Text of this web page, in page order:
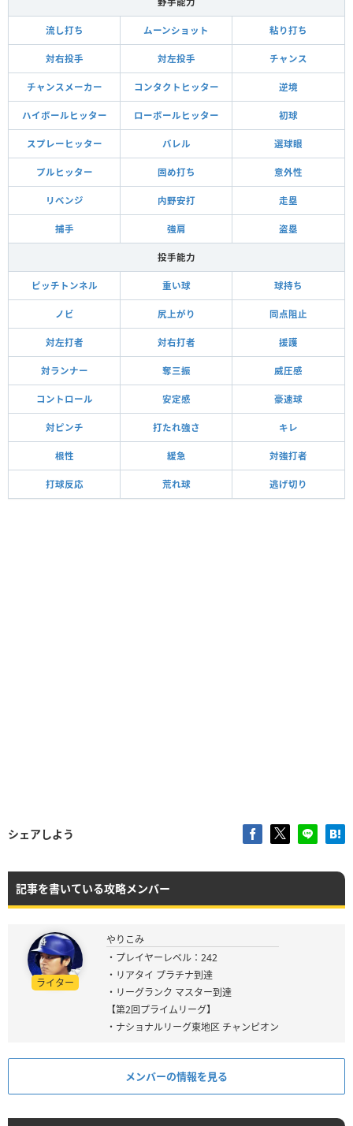
流し打ち ムーンショット 粘り打ち
対右投手 対左投手 チャンス
チャンスメーカー コンタクトヒッター 逆境
ハイボールヒッター ローボールヒッター 初球
スプレーヒッター バレル 選球眼
プルヒッター 固め打ち 意外性
リベンジ 内野安打 走塁
捕手 強肩 盗塁
投手能力
ピッチトンネル 重い球 球持ち
ノビ 尻上がり 同点阻止
対左打者 対右打者 援護
対ランナー 奪三振 威圧感
コントロール 安定感 豪速球
対ピンチ 打たれ強さ キレ
根性 緩急 対強打者
打球反応 荒れ球 逃げ切り
シェアしよう
記事を書いている攻略メンバー
ライター
やりこみ
・プレイヤーレベル：242
・リアタイ プラチナ到達
・リーグランク マスター到達
【第2回プライムリーグ】
・ナショナルリーグ東地区 チャンピオン
メンバーの情報を見る